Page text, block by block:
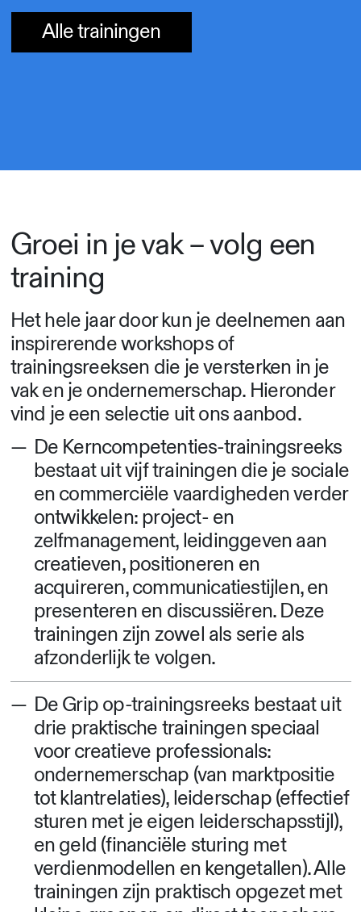
Alle trainingen
Groei in je vak – volg een
training
Het hele jaar door kun je deelnemen aan
inspirerende workshops of
trainingsreeksen die je versterken in je
vak en je ondernemerschap. Hieronder
vind je een selectie uit ons aanbod.
De Kerncompetenties-trainingsreeks
bestaat uit vijf trainingen die je sociale
en commerciële vaardigheden verder
ontwikkelen: project- en
zelfmanagement, leidinggeven aan
creatieven, positioneren en
acquireren, communicatiestijlen, en
presenteren en discussiëren. Deze
trainingen zijn zowel als serie als
afzonderlijk te volgen.
De Grip op-trainingsreeks bestaat uit
drie praktische trainingen speciaal
voor creatieve professionals:
ondernemerschap (van marktpositie
tot klantrelaties), leiderschap (effectief
sturen met je eigen leiderschapsstijl),
en geld (financiële sturing met
verdienmodellen en kengetallen). Alle
trainingen zijn praktisch opgezet met